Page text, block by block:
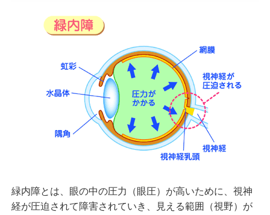
緑内障とは、眼の中の圧力（眼圧）が高いために、視神
経が圧迫されて障害されていき、見える範囲（視野）が